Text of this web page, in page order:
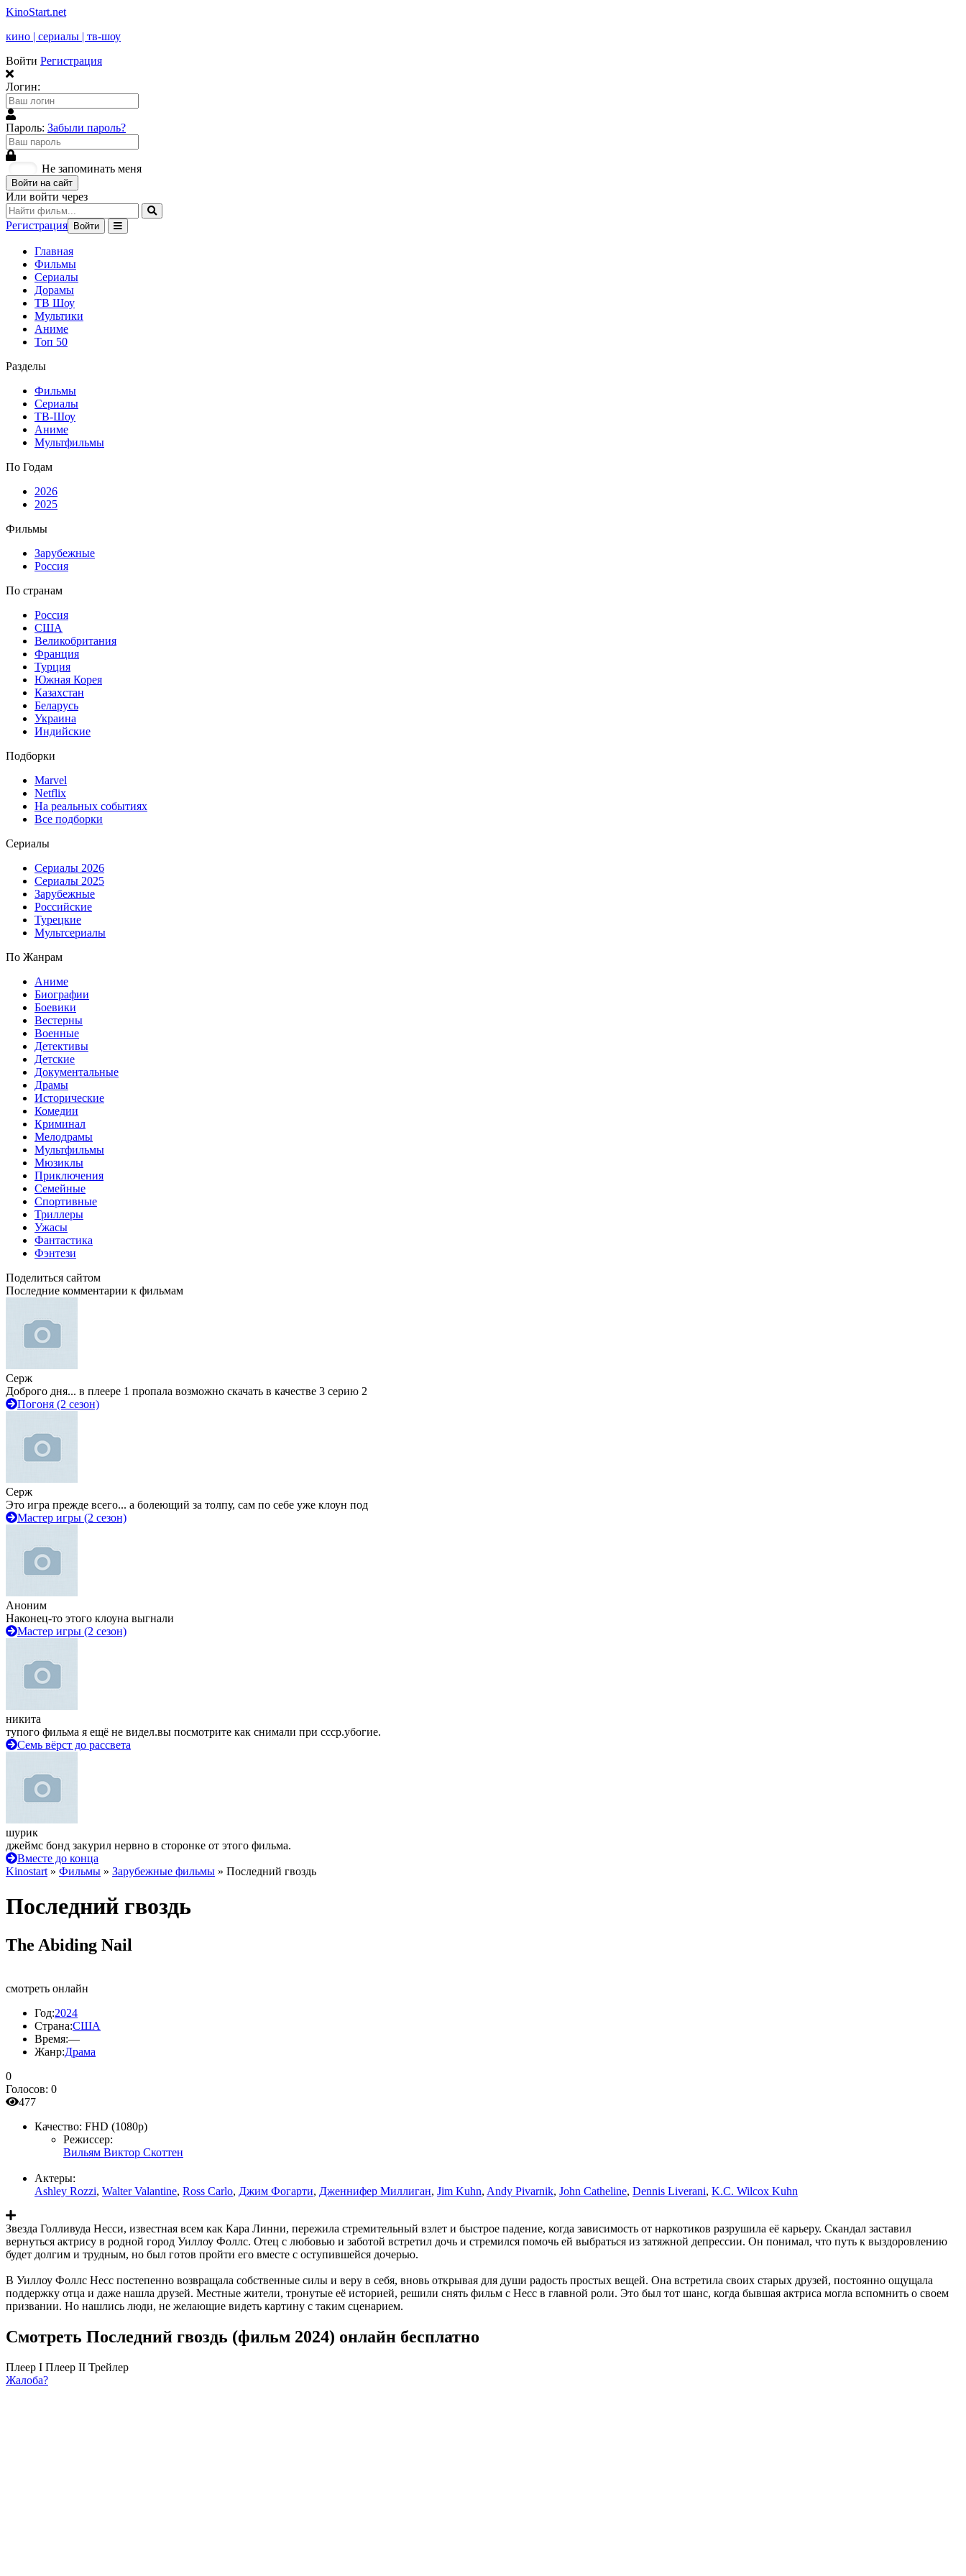
KinoStart.net
кино | сериалы | тв-шоу
Войти Регистрация
Логин:
Пароль: Забыли пароль?
Не запоминать меня
Войти на сайт
Или войти через
Регистрация Войти
Главная
Фильмы
Сериалы
Дорамы
ТВ Шоу
Мультики
Аниме
Топ 50
Разделы
Фильмы
Сериалы
ТВ-Шоу
Аниме
Мультфильмы
По Годам
2026
2025
Фильмы
Зарубежные
Россия
По странам
Россия
США
Великобритания
Франция
Турция
Южная Корея
Казахстан
Беларусь
Украина
Индийские
Подборки
Marvel
Netflix
На реальных событиях
Все подборки
Сериалы
Сериалы 2026
Сериалы 2025
Зарубежные
Российские
Турецкие
Мультсериалы
По Жанрам
Аниме
Биографии
Боевики
Вестерны
Военные
Детективы
Детские
Документальные
Драмы
Исторические
Комедии
Криминал
Мелодрамы
Мультфильмы
Мюзиклы
Приключения
Семейные
Спортивные
Триллеры
Ужасы
Фантастика
Фэнтези
Поделиться сайтом
Последние комментарии к фильмам
Серж
Доброго дня... в плеере 1 пропала возможно скачать в качестве 3 серию 2
Погоня (2 сезон)
Серж
Это игра прежде всего... а болеющий за толпу, сам по себе уже клоун под
Мастер игры (2 сезон)
Аноним
Наконец-то этого клоуна выгнали
Мастер игры (2 сезон)
никита
тупого фильма я ещё не видел.вы посмотрите как снимали при ссср.убогие.
Семь вёрст до рассвета
шурик
джеймс бонд закурил нервно в сторонке от этого фильма.
Вместе до конца
Kinostart » Фильмы » Зарубежные фильмы » Последний гвоздь
Последний гвоздь
The Abiding Nail
смотреть онлайн
Год:2024
Страна:США
Время:—
Жанр:Драма
0
Голосов: 0
477
Качество: FHD (1080p)
Режиссер:
Вильям Виктор Скоттен
Актеры:
Ashley Rozzi, Walter Valantine, Ross Carlo, Джим Фогарти, Дженнифер Миллиган, Jim Kuhn, Andy Pivarnik, John Catheline, Dennis Liverani, K.C. Wilcox Kuhn
Звезда Голливуда Несси, известная всем как Кара Линни, пережила стремительный взлет и быстрое падение, когда зависимость от наркотиков разрушила её карьеру. Скандал заставил
вернуться актрису в родной город Уиллоу Фоллс. Отец с любовью и заботой встретил дочь и стремился помочь ей выбраться из затяжной депрессии. Он понимал, что путь к выздоровлению
будет долгим и трудным, но был готов пройти его вместе с оступившейся дочерью.
В Уиллоу Фоллс Несс постепенно возвращала собственные силы и веру в себя, вновь открывая для души радость простых вещей. Она встретила своих старых друзей, постоянно ощущала
поддержку отца и даже нашла друзей. Местные жители, тронутые её историей, решили снять фильм с Несс в главной роли. Это был тот шанс, когда бывшая актриса могла вспомнить о своем
призвании. Но нашлись люди, не желающие видеть картину с таким сценарием.
Смотреть Последний гвоздь (фильм 2024) онлайн бесплатно
Плеер I Плеер II Трейлер
Жалоба?